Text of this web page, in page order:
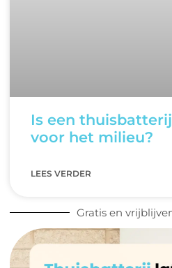
Is een
voor het milieu?
LEES VERDER
Gratis en